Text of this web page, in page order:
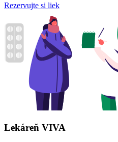
Rezervujte si liek
Lekáreň VIVA